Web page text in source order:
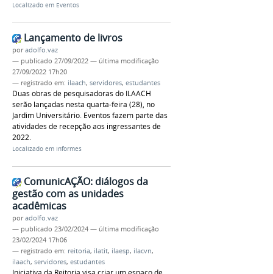
Localizado em Eventos
Lançamento de livros
poradolfo.vaz
— publicado 27/09/2022 — última modificação
27/09/2022 17h20
— registrado em: ilaach, servidores, estudantes
Duas obras de pesquisadoras do ILAACH
serão lançadas nesta quarta-feira (28), no
Jardim Universitário. Eventos fazem parte das
atividades de recepção aos ingressantes de
2022.
Localizado em Informes
ComunicAÇÃO: diálogos da
gestão com as unidades
acadêmicas
poradolfo.vaz
— publicado 23/02/2024 — última modificação
23/02/2024 17h06
— registrado em: reitoria, ilatit, ilaesp, ilacvn,
ilaach, servidores, estudantes